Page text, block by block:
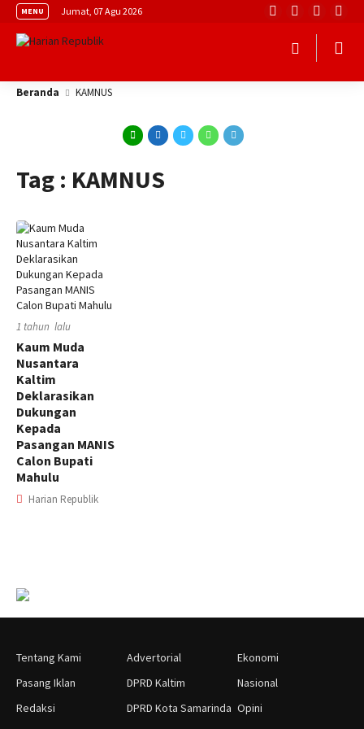
MENU Jumat, 07 Agu 2026
Beranda KAMNUS
Tag : KAMNUS
1 tahun lalu
Kaum Muda
Nusantara
Kaltim
Deklarasikan
Dukungan
Kepada
Pasangan MANIS
Calon Bupati
Mahulu
Harian Republik
Tentang Kami
Pasang Iklan
Redaksi
Advertorial
DPRD Kaltim
DPRD Kota Samarinda
Ekonomi
Nasional
Opini